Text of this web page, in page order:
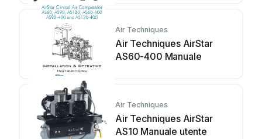
Air Techniques
Air Techniques AirStar
AS60-400 Manuale
Air Techniques
Air Techniques AirStar
AS10 Manuale utente